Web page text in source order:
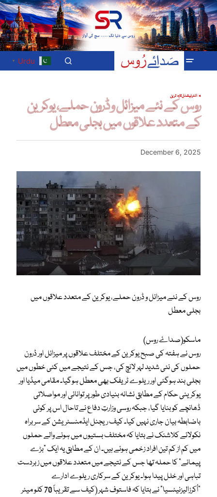
Urdu
▼
انٹرنیشنلتازہ ترین
روس کے نئے میزائل و ڈرون حملے، یوکرین
کے متعدد علاقوں میں بجلی معطل
December 6, 2025
روس کے نئے میزائل و ڈرون حملے، یوکرین کے متعدد علاقوں میں
بجلی معطل
ماسکو(صداۓ روس)
روس نے ہفتہ کی صبح یوکرین کے مختلف علاقوں پر میزائل اور ڈرون
حملوں کی نئی شدید لہر لانچ کی، جس کے نتیجے میں کئی خطوں میں
بجلی بند ہوگئی اور ریلوے ٹریفک بھی معطل ہوگیا۔ مقامی میڈیا اور
یوکرینی حکام کے مطابق نشانہ بنیادی طور پر توانائی اور مواصلاتی
ڈھانچے کو بنایا گیا، جبکہ روسی وزارتِ دفاع نے تاحال اس پر کوئی
باضابطہ بیان جاری نہیں کیا۔ کیف ریجنل ایڈمنسٹریشن کے سربراہ
نکولائے کلاشنک نے بتایا کہ مختلف بستیوں میں ہونے والے حملوں
میں کم از کم تین افراد زخمی ہوئے ہیں۔ ان کے مطابق یہ ایک “بڑے
پیمانے” کا حملہ تھا جس کے نتیجے میں متعدد علاقوں میں زبردست
تباہی اور خلل پیدا ہوا۔ یوکرین کے سرکاری ریلوے ادارے
“اُکرزالیزنیٹسیا” نے بتایا کہ فاستوف شہر (کیف سے تقریباً 70 کلو میٹر